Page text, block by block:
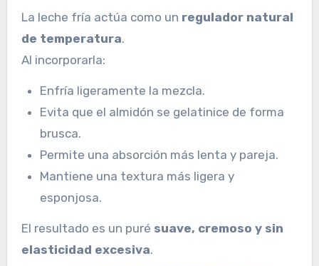
La leche fría actúa como un regulador natural
de temperatura.
Al incorporarla:
Enfría ligeramente la mezcla.
Evita que el almidón se gelatinice de forma
brusca.
Permite una absorción más lenta y pareja.
Mantiene una textura más ligera y
esponjosa.
El resultado es un puré suave, cremoso y sin
elasticidad excesiva.